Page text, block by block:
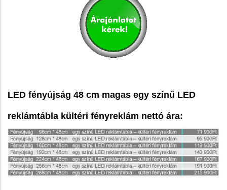
LED fényújság 48 cm magas egy színű LED
reklámtábla kültéri fényreklám nettó ára: